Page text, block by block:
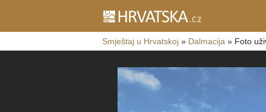
Smještaj u Hrvatskoj » Dalmacija » Foto